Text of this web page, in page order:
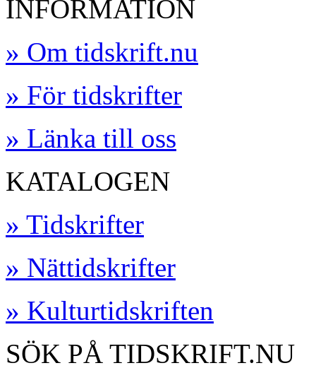
INFORMATION
» Om tidskrift.nu
» För tidskrifter
» Länka till oss
KATALOGEN
» Tidskrifter
» Nättidskrifter
» Kulturtidskriften
SÖK PÅ TIDSKRIFT.NU